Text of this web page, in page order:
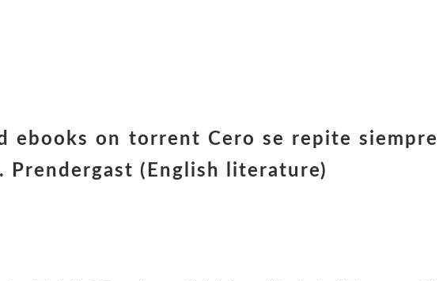
ebooks on torrent Cero se repite siempre
Prendergast (English literature)